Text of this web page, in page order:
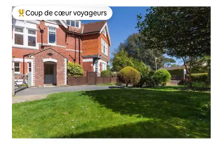
Coups de cœur voyageurs les plus appréciés
Coup de cœur voyageurs